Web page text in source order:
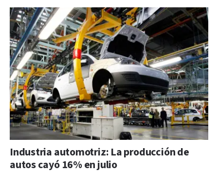
Industria automotriz: La producción de
autos cayó 16% en julio